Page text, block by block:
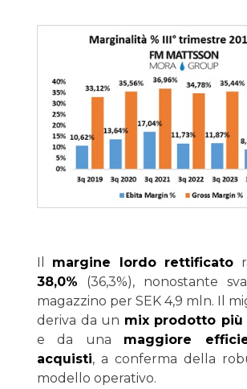
Il margine lordo rettificato
38,0% (36,3%), nonostante
magazzino per SEK 4,9 mln. Il
deriva da un mix prodotto più
e da una maggiore
acquisti, a conferma della
modello operativo.